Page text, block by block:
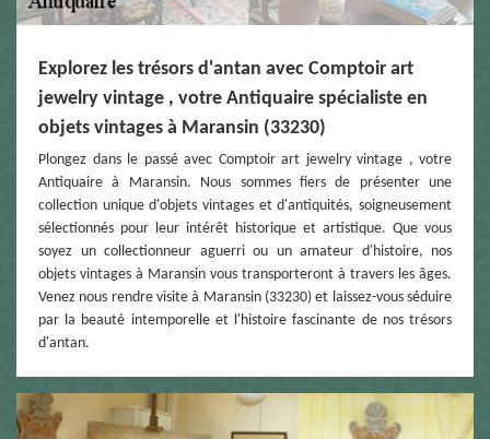
Explorez les trésors d'antan avec Comptoir art
jewelry vintage , votre Antiquaire spécialiste en
objets vintages à Maransin (33230)
Plongez dans le passé avec Comptoir art jewelry vintage , votre
Antiquaire à Maransin. Nous sommes fiers de présenter une
collection unique d'objets vintages et d'antiquités, soigneusement
sélectionnés pour leur intérêt historique et artistique. Que vous
soyez un collectionneur aguerri ou un amateur d'histoire, nos
objets vintages à Maransin vous transporteront à travers les âges.
Venez nous rendre visite à Maransin (33230) et laissez-vous séduire
par la beauté intemporelle et l'histoire fascinante de nos trésors
d'antan.